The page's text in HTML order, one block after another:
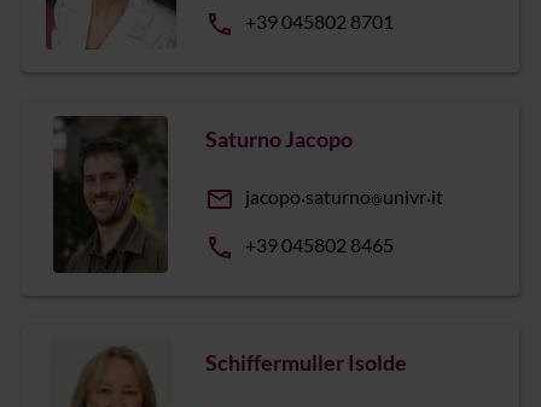
phone +39 045802 8701
Saturno Jacopo
email jacopo saturno univr it
phone +39 045802 8465
Schiffermuller Isolde